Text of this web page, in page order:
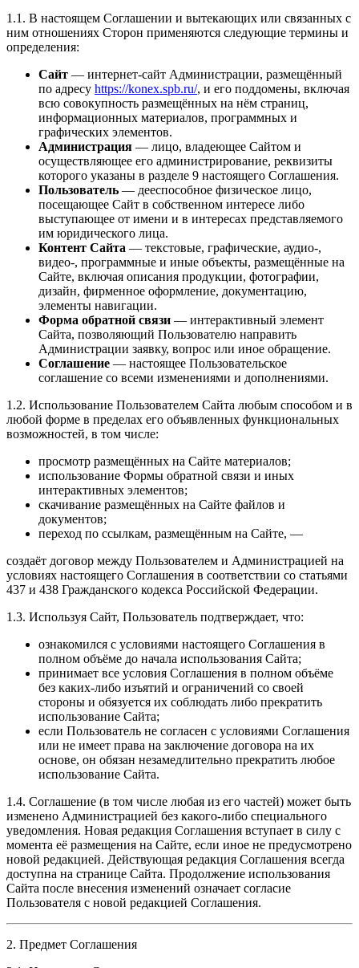
1.1. В настоящем Соглашении и вытекающих или связанных с
ним отношениях Сторон применяются следующие термины и
определения:
Сайт — интернет-сайт Администрации, размещённый
по адресу https://konex.spb.ru/, и его поддомены, включая
всю совокупность размещённых на нём страниц,
информационных материалов, программных и
графических элементов.
Администрация — лицо, владеющее Сайтом и
осуществляющее его администрирование, реквизиты
которого указаны в разделе 9 настоящего Соглашения.
Пользователь — дееспособное физическое лицо,
посещающее Сайт в собственном интересе либо
выступающее от имени и в интересах представляемого
им юридического лица.
Контент Сайта — текстовые, графические, аудио-,
видео-, программные и иные объекты, размещённые на
Сайте, включая описания продукции, фотографии,
дизайн, фирменное оформление, документацию,
элементы навигации.
Форма обратной связи — интерактивный элемент
Сайта, позволяющий Пользователю направить
Администрации заявку, вопрос или иное обращение.
Соглашение — настоящее Пользовательское
соглашение со всеми изменениями и дополнениями.
1.2. Использование Пользователем Сайта любым способом и в
любой форме в пределах его объявленных функциональных
возможностей, в том числе:
просмотр размещённых на Сайте материалов;
использование Формы обратной связи и иных
интерактивных элементов;
скачивание размещённых на Сайте файлов и
документов;
переход по ссылкам, размещённым на Сайте, —
создаёт договор между Пользователем и Администрацией на
условиях настоящего Соглашения в соответствии со статьями
437 и 438 Гражданского кодекса Российской Федерации.
1.3. Используя Сайт, Пользователь подтверждает, что:
ознакомился с условиями настоящего Соглашения в
полном объёме до начала использования Сайта;
принимает все условия Соглашения в полном объёме
без каких-либо изъятий и ограничений со своей
стороны и обязуется их соблюдать либо прекратить
использование Сайта;
если Пользователь не согласен с условиями Соглашения
или не имеет права на заключение договора на их
основе, он обязан незамедлительно прекратить любое
использование Сайта.
1.4. Соглашение (в том числе любая из его частей) может быть
изменено Администрацией без какого-либо специального
уведомления. Новая редакция Соглашения вступает в силу с
момента её размещения на Сайте, если иное не предусмотрено
новой редакцией. Действующая редакция Соглашения всегда
доступна на странице Сайта. Продолжение использования
Сайта после внесения изменений означает согласие
Пользователя с новой редакцией Соглашения.
2. Предмет Соглашения